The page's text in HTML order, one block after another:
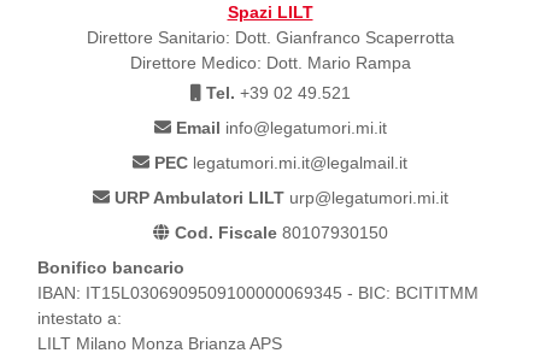
Spazi LILT
Direttore Sanitario: Dott. Gianfranco Scaperrotta
Direttore Medico: Dott. Mario Rampa
Tel. +39 02 49.521
Email info@legatumori.mi.it
PEC legatumori.mi.it@legalmail.it
URP Ambulatori LILTurp@legatumori.mi.it
Cod. Fiscale80107930150
Bonifico bancario
IBAN: IT15L0306909509100000069345 - BIC: BCITITMM
intestato a:
LILT Milano Monza Brianza APS